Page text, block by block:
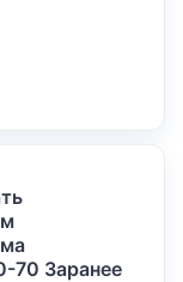
70 Заранее